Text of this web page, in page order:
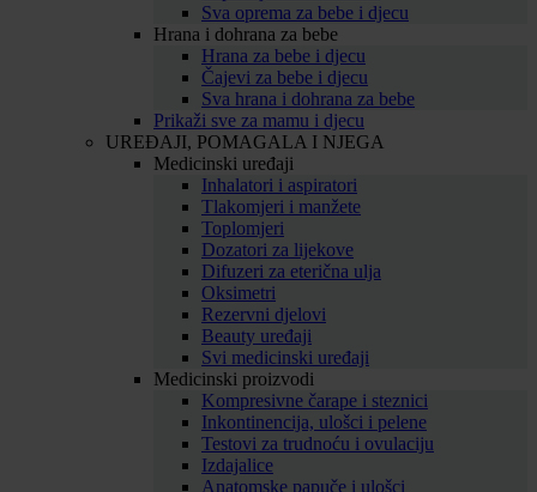
Sva oprema za bebe i djecu
Hrana i dohrana za bebe
Hrana za bebe i djecu
Čajevi za bebe i djecu
Sva hrana i dohrana za bebe
Prikaži sve za mamu i djecu
UREĐAJI, POMAGALA I NJEGA
Medicinski uređaji
Inhalatori i aspiratori
Tlakomjeri i manžete
Toplomjeri
Dozatori za lijekove
Difuzeri za eterična ulja
Oksimetri
Rezervni djelovi
Beauty uređaji
Svi medicinski uređaji
Medicinski proizvodi
Kompresivne čarape i steznici
Inkontinencija, ulošci i pelene
Testovi za trudnoću i ovulaciju
Izdajalice
Anatomske papuče i ulošci